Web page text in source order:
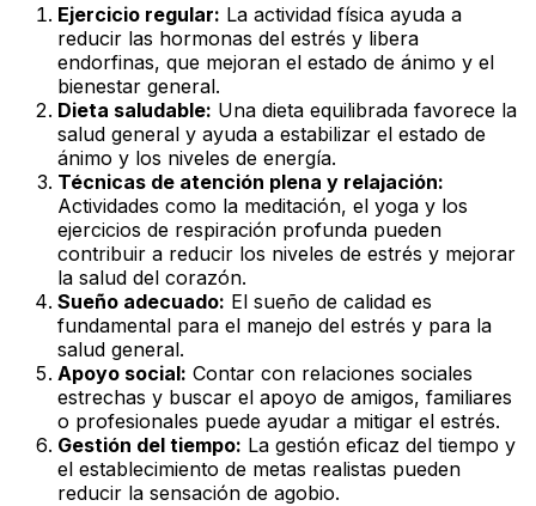
Ejercicio regular: La actividad física ayuda a
reducir las hormonas del estrés y libera
endorfinas, que mejoran el estado de ánimo y el
bienestar general.
Dieta saludable: Una dieta equilibrada favorece la
salud general y ayuda a estabilizar el estado de
ánimo y los niveles de energía.
Técnicas de atención plena y relajación:
Actividades como la meditación, el yoga y los
ejercicios de respiración profunda pueden
contribuir a reducir los niveles de estrés y mejorar
la salud del corazón.
Sueño adecuado: El sueño de calidad es
fundamental para el manejo del estrés y para la
salud general.
Apoyo social: Contar con relaciones sociales
estrechas y buscar el apoyo de amigos, familiares
o profesionales puede ayudar a mitigar el estrés.
Gestión del tiempo: La gestión eficaz del tiempo y
el establecimiento de metas realistas pueden
reducir la sensación de agobio.